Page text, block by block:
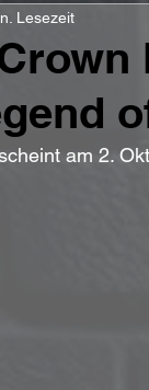
Lesezeit
am 2.